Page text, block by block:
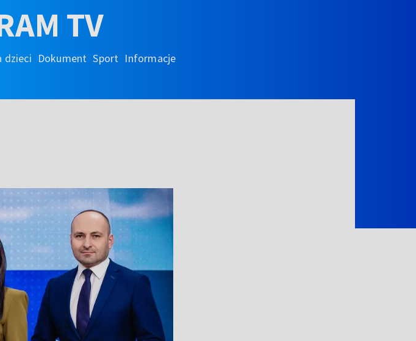
TV
dzieci Dokument Sport Informacje